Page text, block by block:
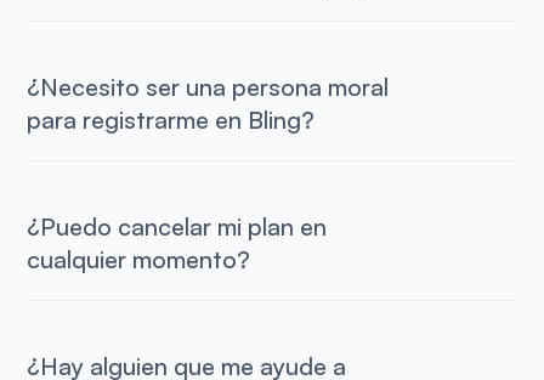
¿Necesito ser una persona moral
para registrarme en Bling?
¿Puedo cancelar mi plan en
cualquier momento?
¿Hay alguien que me ayude a